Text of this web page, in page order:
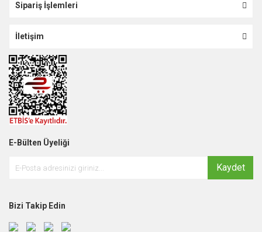
Sipariş İşlemleri
İletişim
E-Bülten Üyeliği
Kaydet
Bizi Takip Edin